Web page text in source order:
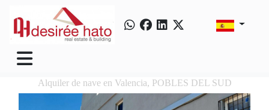
Alquiler de nave en Valencia, POBLES DEL SUD